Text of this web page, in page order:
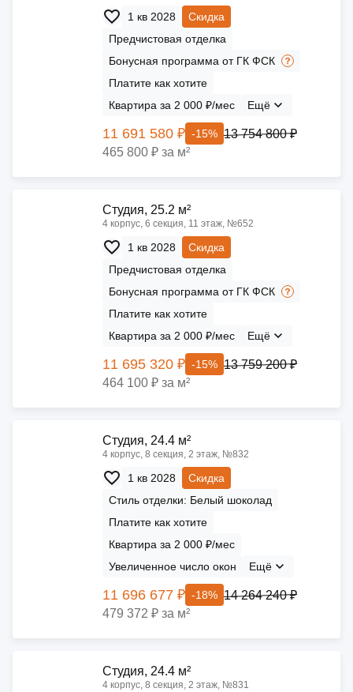
1 кв 2028
Скидка
Предчистовая отделка
Бонусная программа от ГК ФСК
Платите как хотите
Квартира за 2 000 ₽/мес
Ещё
11 691 580 ₽ -15% 13 754 800 ₽
465 800 ₽ за м²
Cтудия, 25.2 м²
4 корпус, 6 секция, 11 этаж, №652
1 кв 2028
Скидка
Предчистовая отделка
Бонусная программа от ГК ФСК
Платите как хотите
Квартира за 2 000 ₽/мес
Ещё
11 695 320 ₽ -15% 13 759 200 ₽
464 100 ₽ за м²
Cтудия, 24.4 м²
4 корпус, 8 секция, 2 этаж, №832
1 кв 2028
Скидка
Стиль отделки: Белый шоколад
Платите как хотите
Квартира за 2 000 ₽/мес
Увеличенное число окон
Ещё
11 696 677 ₽ -18% 14 264 240 ₽
479 372 ₽ за м²
Cтудия, 24.4 м²
4 корпус, 8 секция, 2 этаж, №831